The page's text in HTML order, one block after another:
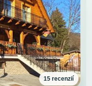
15 recenzií